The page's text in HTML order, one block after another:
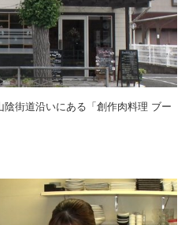
街道沿いにある「創作肉料理 ブー